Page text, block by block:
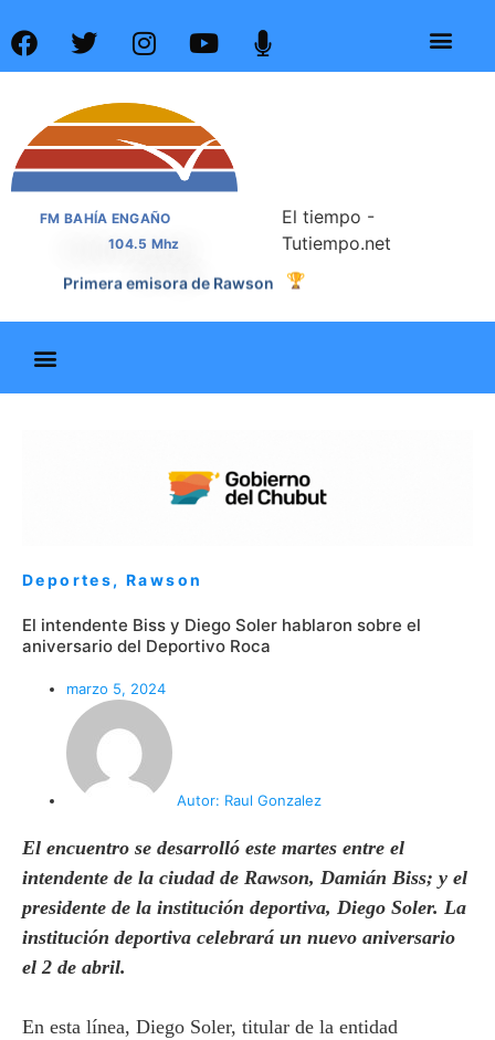
FM BAHÍA ENGAÑO
104.5 Mhz
Primera emisora de Rawson 🏆
El tiempo -
Tutiempo.net
Deportes,Rawson
El intendente Biss y Diego Soler hablaron sobre el
aniversario del Deportivo Roca
marzo 5, 2024
Autor: Raul Gonzalez
El encuentro se desarrolló este martes entre el
intendente de la ciudad de Rawson, Damián Biss; y el
presidente de la institución deportiva, Diego Soler. La
institución deportiva celebrará un nuevo aniversario
el 2 de abril.
En esta línea, Diego Soler, titular de la entidad